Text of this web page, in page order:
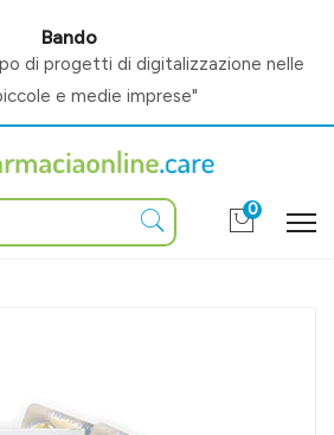
Bando
di progetti di digitalizzazione nelle
e medie imprese"
0